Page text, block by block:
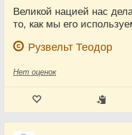
Великой нацией нас
то, как мы его
Рузвельт Теодор
Нет оценок